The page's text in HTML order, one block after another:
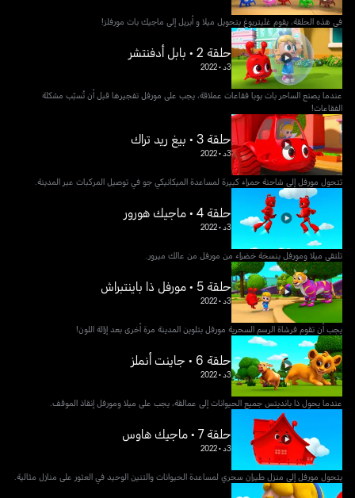
في هذه الحلقة، يقوم غليتربوغ بتحويل ميلا و أبريل إلى ماجيك بات مورفلز!
حلقة 2 • بابل أدفنتشر
3د •
2022
عندما يصنع الساحر بات بوبا فقاعات عملاقة، يجب على مورفل تفجيرها قبل أن تُسبّب مشكلة
الفقاعات!
حلقة 3 • بيغ ريد تراك
3د •
2022
تتحول مورفل إلى شاحنة حمراء كبيرة لمساعدة الميكانيكي جو في توصيل المركبات عبر المدينة.
حلقة 4 • ماجيك هورور
3د •
2022
تلتقي ميلا ومورفل بنسخة خضراء من مورفل من عالك ميرور.
حلقة 5 • مورفل ذا باينتبراش
3د •
2022
يجب أن تقوم فرشاة الرسم السحرية مورفل بتلوين المدينة مرة أخرى بعد إزالة اللون!
حلقة 6 • جاينت أنملز
3د •
2022
عندما يحول ذا بانديتس جميع الحيوانات إلى عمالقة، يجب على ميلا ومورفل إنقاذ الموقف.
حلقة 7 • ماجيك هاوس
3د •
2022
يتحول مورفل إلى منزل طيران سحري لمساعدة الحيوانات والتنين الوحيد في العثور على منازل مثالية.